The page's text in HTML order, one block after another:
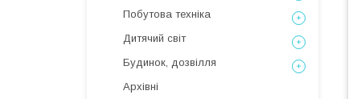
Побутова техніка
Дитячий світ
Будинок, дозвілля
Архівні